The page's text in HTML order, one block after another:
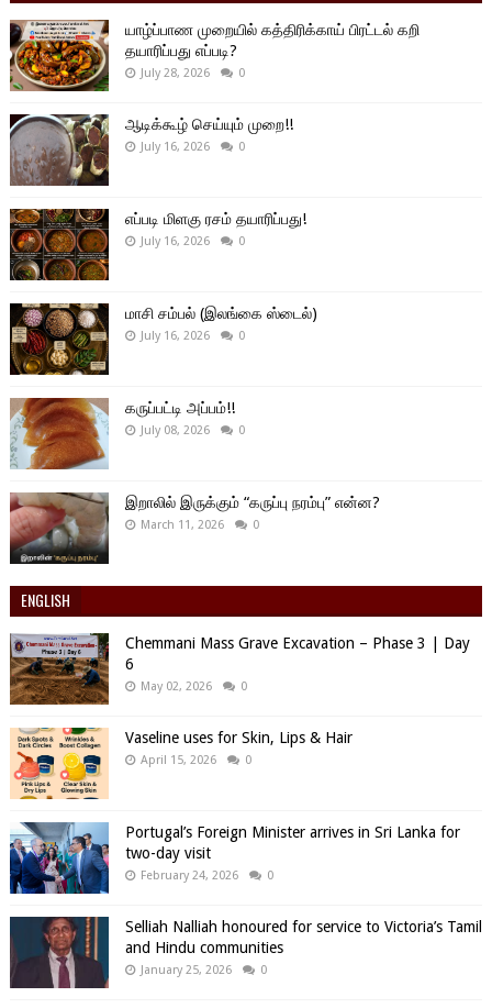
யாழ்ப்பாண முறையில் கத்திரிக்காய் பிரட்டல் கறி
தயாரிப்பது எப்படி?
July 28, 2026 0
ஆடிக்கூழ் செய்யும் முறை!!
July 16, 2026 0
எப்படி மிளகு ரசம் தயாரிப்பது!
July 16, 2026 0
மாசி சம்பல் (இலங்கை ஸ்டைல்)
July 16, 2026 0
கருப்பட்டி அப்பம்!!
July 08, 2026 0
இறாலில் இருக்கும் “கருப்பு நரம்பு” என்ன?
March 11, 2026 0
ENGLISH
Chemmani Mass Grave Excavation – Phase 3 | Day
6
May 02, 2026 0
Vaseline uses for Skin, Lips & Hair
April 15, 2026 0
Portugal’s Foreign Minister arrives in Sri Lanka for
two-day visit
February 24, 2026 0
Selliah Nalliah honoured for service to Victoria’s Tamil
and Hindu communities
January 25, 2026 0